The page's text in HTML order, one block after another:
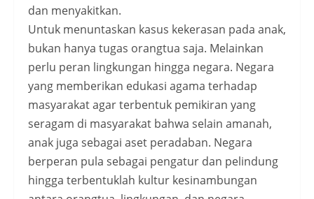
dan menyakitkan.
Untuk menuntaskan kasus kekerasan pada anak,
bukan hanya tugas orangtua saja. Melainkan
perlu peran lingkungan hingga negara. Negara
yang memberikan edukasi agama terhadap
masyarakat agar terbentuk pemikiran yang
seragam di masyarakat bahwa selain amanah,
anak juga sebagai aset peradaban. Negara
berperan pula sebagai pengatur dan pelindung
hingga terbentuklah kultur kesinambungan